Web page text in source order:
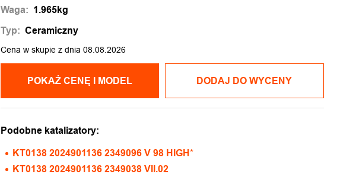
Waga: 1.965kg
Typ: Ceramiczny
Cena w skupie z dnia 08.08.2026
POKAŻ CENĘ I MODEL DODAJ DO WYCENY
Podobne katalizatory:
KT0138 2024901136 2349096 V 98 HIGH*
KT0138 2024901136 2349038 VII.02